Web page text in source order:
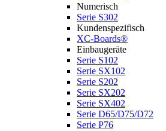
Numerisch
Serie S302
Kundenspezifisch
XC-Boards®
Einbaugeräte
Serie S102
Serie SX102
Serie S202
Serie SX202
Serie SX402
Serie D65/D75/D72
Serie P76